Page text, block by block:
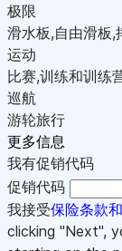
极限
滑水板,自由滑板,
运动
比赛,训练和训练
巡航
游轮旅行
更多信息
我有促销代码
促销代码
我接受保险条款
clicking "Next",